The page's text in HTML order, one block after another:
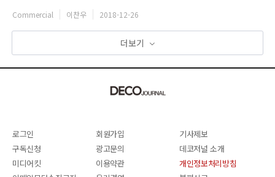
라운지라고 소개하고 있다. 어반플레이는 연남장을 통해 전국 각 지역의 우
수한 콘텐츠 및 상품을 소개하고, 지역 소상공인과 창작자를 위한 공간...
Commercial 이찬우 2018-12-26
더보기
로그인 회원가입
기사제보
구독신청
광고문의
데코저널 소개
미디어킷
이용약관
개인정보처리방침